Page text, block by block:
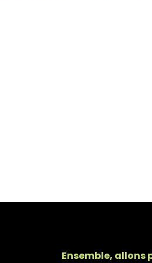
Ensemble, allons